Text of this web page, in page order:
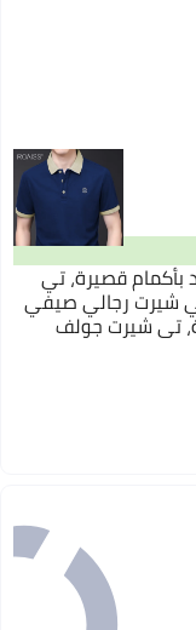
قصيرة، تي
شيرت رجالي صيفي
تي شيرت جولف